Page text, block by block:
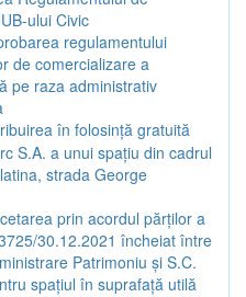
ului Civic
regulamentului
de comercializare a
pe raza administrativ
în folosință gratuită
S.A. a unui spațiu din cadrul
strada George
prin acordul părților a
30.12.2021 încheiat între
Patrimoniu și S.C.
spațiul în suprafață utilă